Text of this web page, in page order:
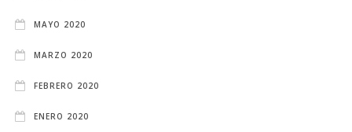
MAYO 2020
MARZO 2020
FEBRERO 2020
ENERO 2020